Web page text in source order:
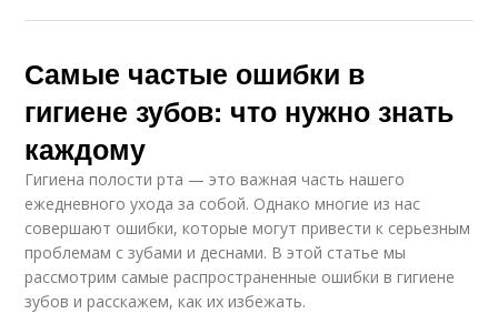
Самые частые ошибки в
гигиене зубов: что нужно знать
каждому
Гигиена полости рта — это важная часть нашего
ежедневного ухода за собой. Однако многие из нас
совершают ошибки, которые могут привести к серьезным
проблемам с зубами и деснами. В этой статье мы
рассмотрим самые распространенные ошибки в гигиене
зубов и расскажем, как их избежать.